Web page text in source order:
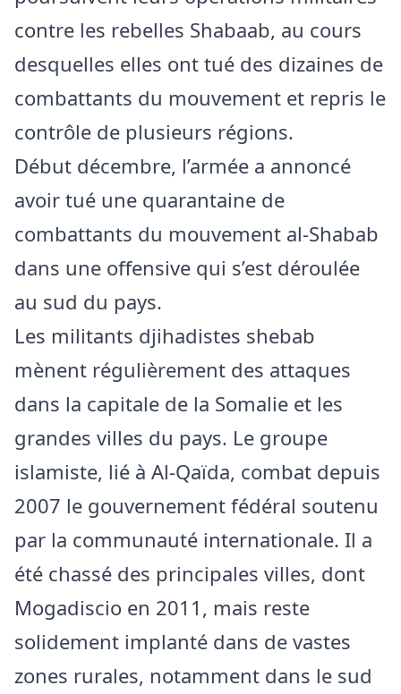
contre les rebelles Shabaab, au cours
desquelles elles ont tué des dizaines de
combattants du mouvement et repris le
contrôle de plusieurs régions.
Début décembre, l’armée a annoncé
avoir tué une quarantaine de
combattants du mouvement al-Shabab
dans une offensive qui s’est déroulée
au sud du pays.
Les militants djihadistes shebab
mènent régulièrement des attaques
dans la capitale de la Somalie et les
grandes villes du pays. Le groupe
islamiste, lié à Al-Qaïda, combat depuis
2007 le gouvernement fédéral soutenu
par la communauté internationale. Il a
été chassé des principales villes, dont
Mogadiscio en 2011, mais reste
solidement implanté dans de vastes
zones rurales, notamment dans le sud